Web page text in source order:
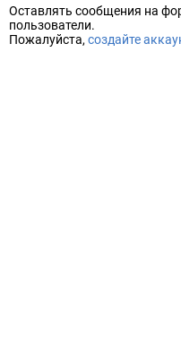
Оставлять сообщения на
пользователи.
Пожалуйста, создайте